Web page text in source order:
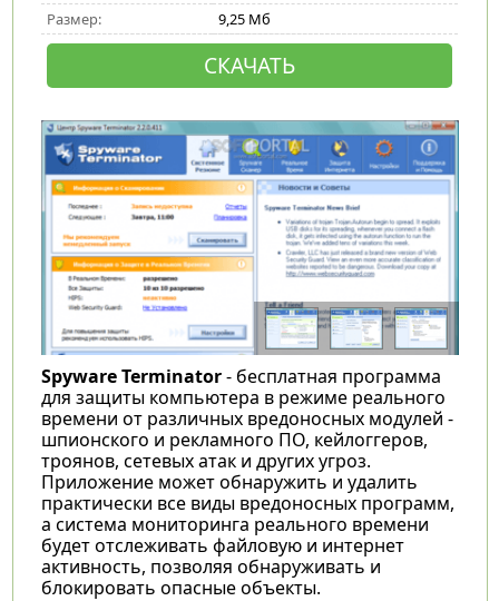
Размер: 9,25 Мб
СКАЧАТЬ
Spyware Terminator- бесплатная программа
для защиты компьютера в режиме реального
времени от различных вредоносных модулей -
шпионского и рекламного ПО, кейлоггеров,
троянов, сетевых атак и других угроз.
Приложение может обнаружить и удалить
практически все виды вредоносных программ,
а система мониторинга реального времени
будет отслеживать файловую и интернет
активность, позволяя обнаруживать и
блокировать опасные объекты.